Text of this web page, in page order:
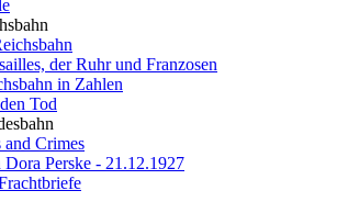
der Ruhr und Franzosen
in Zahlen
Tod
and Crimes
Perske - 21.12.1927